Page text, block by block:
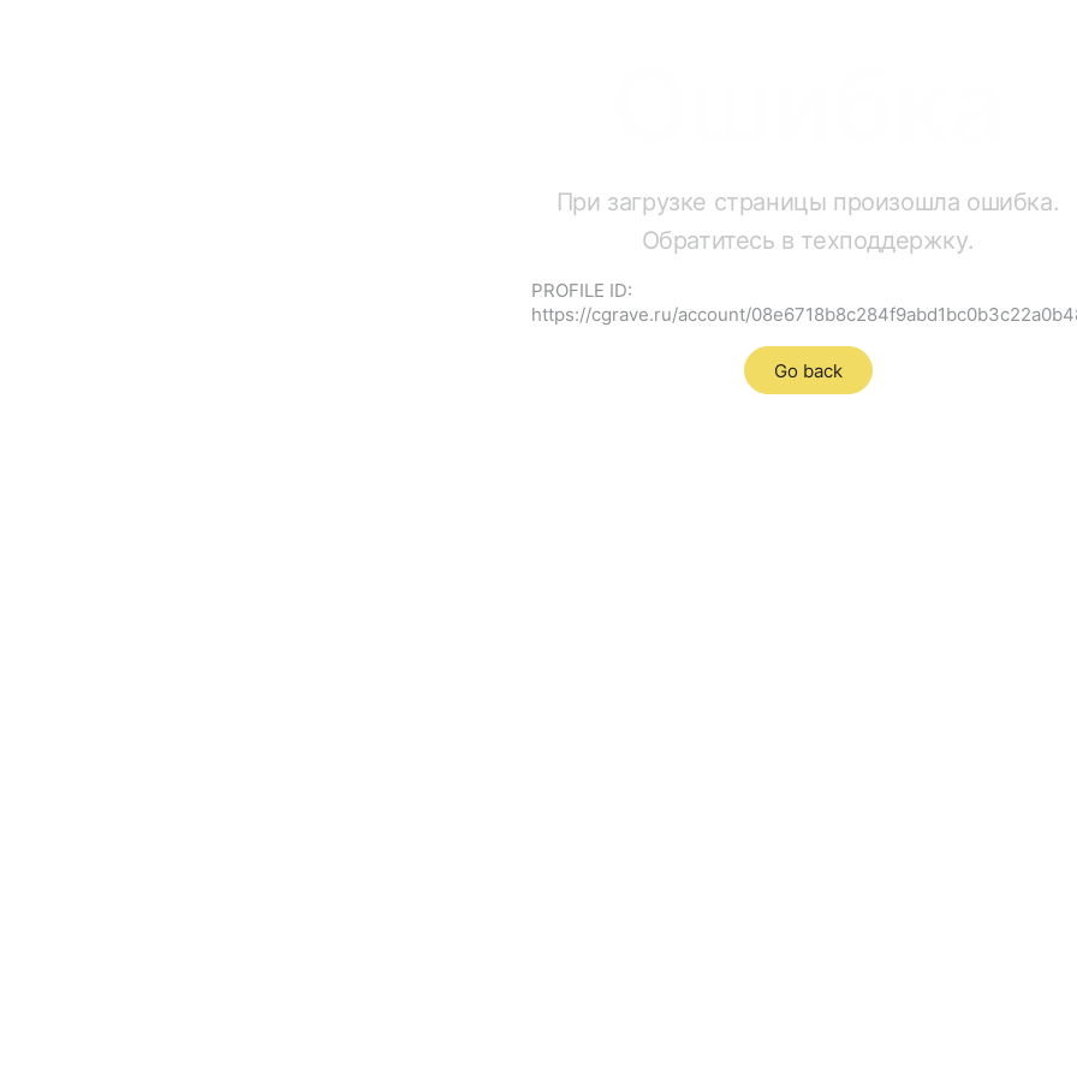
При загрузке страницы произошла ошибка.
Обратитесь в техподдержку.
PROFILE ID:
https://cgrave.ru/account/
Go back